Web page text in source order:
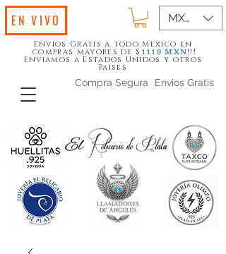
Envios Gratis
Compra Segura
Envios Gratis a todo Mexico en
compras mayores de $ 1119 MXN!!!
Enviamos a Estados Unidos y otros
Paises
MXN ($)
EN VIVO